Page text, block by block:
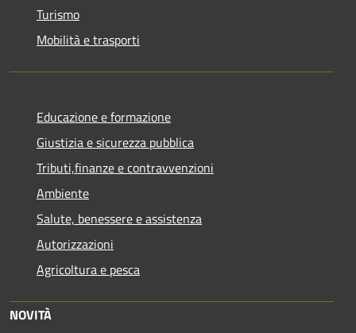
Turismo
Mobilità e trasporti
Educazione e formazione
Giustizia e sicurezza pubblica
Tributi,finanze e contravvenzioni
Ambiente
Salute, benessere e assistenza
Autorizzazioni
Agricoltura e pesca
NOVITÀ